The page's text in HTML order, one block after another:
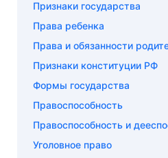
Признаки государства
Права ребенка
Права и обязанности
Признаки конституции РФ
Формы государства
Правоспособность
Правоспособность и
Уголовное право